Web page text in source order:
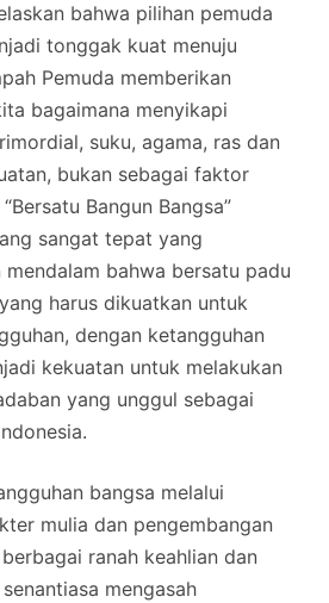
bahwa pilihan pemuda
tonggak kuat menuju
Pemuda memberikan
bagaimana menyikapi
suku, agama, ras dan
bukan sebagai faktor
Bangun Bangsa”
sangat tepat yang
mendalam bahwa bersatu padu
harus dikuatkan untuk
dengan ketangguhan
kekuatan untuk melakukan
yang unggul sebagai
bangsa melalui
mulia dan pengembangan
ranah keahlian dan
mengasah